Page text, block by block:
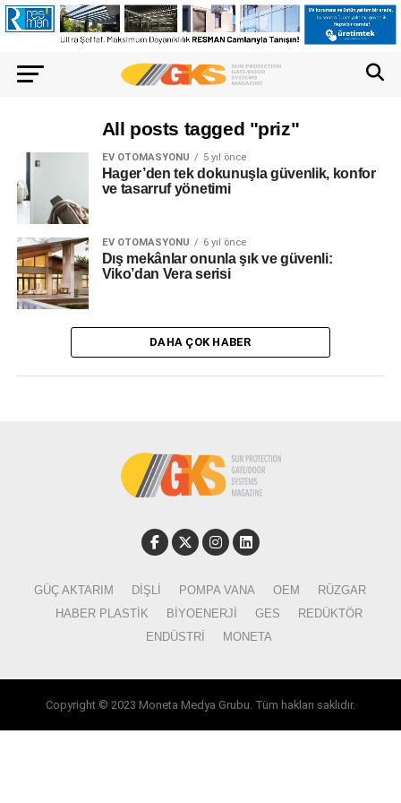
All posts tagged "priz"
EV OTOMASYONU 5 yıl önce
Hager’den tek dokunuşla güvenlik, konfor
ve tasarruf yönetimi
EV OTOMASYONU 6 yıl önce
Dış mekânlar onunla şık ve güvenli:
Viko’dan Vera serisi
DAHA ÇOK HABER
GÜÇ AKTARIM DIŞLI POMPA VANA OEM
RÜZGAR
HABER PLASTIK
BIYOENERJI GES
REDÜKTÖR
ENDÜSTRI
MONETA
Copyright © 2023 Moneta Medya Grubu. Tüm hakları saklıdır.